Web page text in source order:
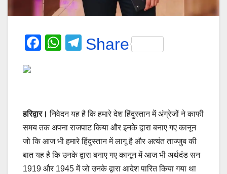
F
b
o
o
k
W
A
p
p
T
a
m
Share
हरिद्वार। निवेदन यह है कि हमारे देश हिंदुस्तान में अंग्रेजों ने काफी
समय तक अपना राजपाट किया और इनके द्वारा बनाए गए कानून
जो कि आज भी हमारे हिंदुस्तान में लागू है और अत्यंत ताज्जुब की
बात यह है कि उनके द्वारा बनाए गए कानून में आज भी अर्थदंड सन
1919 और 1945 में जो उनके द्वारा आदेश पारित किया गया था